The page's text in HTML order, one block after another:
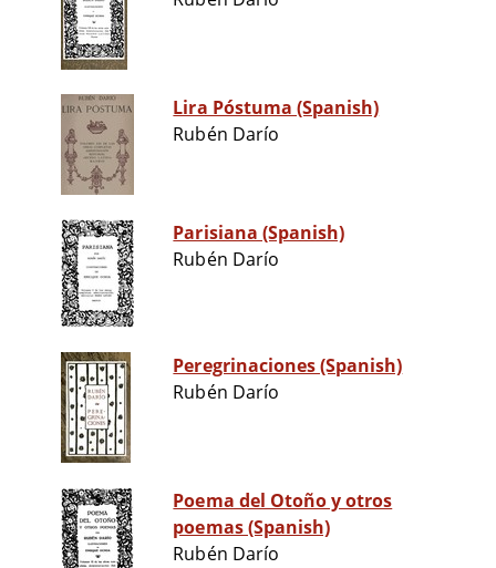
Lira Póstuma (Spanish)
Rubén Darío
Parisiana (Spanish)
Rubén Darío
Peregrinaciones (Spanish)
Rubén Darío
Poema del Otoño y otros
poemas (Spanish)
Rubén Darío